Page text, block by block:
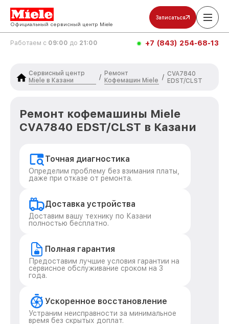
Официальный сервисный центр Miele
Записаться
Работаем с 09:00 до 21:00 +7 (843) 254-68-13
Сервисный центр
Miele в Казани
/
Ремонт
Кофемашин Miele
/ CVA7840
EDST/CLST
Ремонт кофемашины Miele
CVA7840 EDST/CLST в Казани
Точная диагностика
Определим проблему без взимания платы,
даже при отказе от ремонта.
Доставка устройства
Доставим вашу технику по Казани
полностью бесплатно.
Полная гарантия
Предоставим лучшие условия гарантии на
сервисное обслуживание сроком на 3
года.
Ускоренное восстановление
Устраним неисправности за минимальное
время без скрытых доплат.